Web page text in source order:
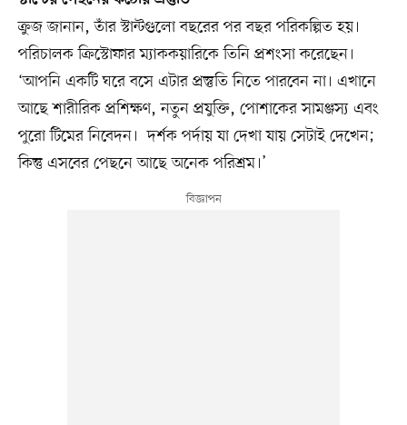
ক্রুজ জানান, তাঁর স্টান্টগুলো বছরের পর বছর পরিকল্পিত হয়।
পরিচালক ক্রিস্টোফার ম্যাককয়ারিকে তিনি প্রশংসা করেছেন।
‘আপনি একটি ঘরে বসে এটার প্রস্তুতি নিতে পারবেন না। এখানে
আছে শারীরিক প্রশিক্ষণ, নতুন প্রযুক্তি, পোশাকের সামঞ্জস্য এবং
পুরো টিমের নিবেদন। দর্শক পর্দায় যা দেখা যায় সেটাই দেখেন;
কিন্তু এসবের পেছনে আছে অনেক পরিশ্রম।’